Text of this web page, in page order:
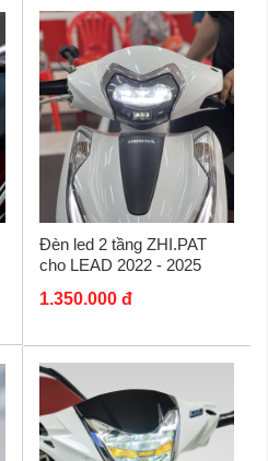
Đèn led 2 tầng ZHI.PAT
cho LEAD 2022 - 2025
ZHI.PAT
1.350.000 đ